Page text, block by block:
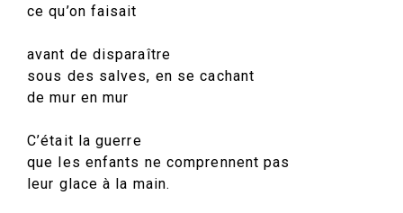
ce qu’on faisait
avant de disparaître
sous des salves, en se cachant
de mur en mur
C’était la guerre
que les enfants ne comprennent pas
leur glace à la main.